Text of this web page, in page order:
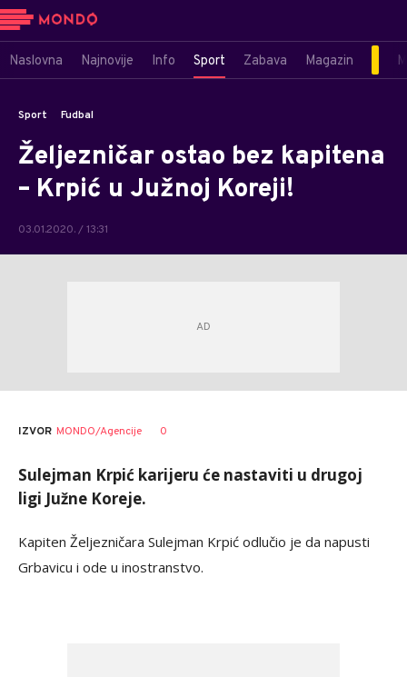
Naslovna Najnovije Info Sport Zabava Magazin
Sport Fudbal
Željezničar ostao bez kapitena
– Krpić u Južnoj Koreji!
03.01.2020. / 13:31
IZVOR MONDO/Agencije 0
Sulejman Krpić karijeru će nastaviti u drugoj
ligi Južne Koreje.
Kapiten Željezničara Sulejman Krpić odlučio je da napusti
Grbavicu i ode u inostranstvo.